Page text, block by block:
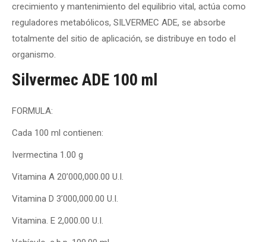
crecimiento y mantenimiento del equilibrio vital, actúa como
reguladores metabólicos, SILVERMEC ADE, se absorbe
totalmente del sitio de aplicación, se distribuye en todo el
organismo.
Silvermec ADE 100 ml
FORMULA:
Cada 100 ml contienen:
Ivermectina 1.00 g
Vitamina A 20’000,000.00 U.I.
Vitamina D 3’000,000.00 U.I.
Vitamina. E 2,000.00 U.I.